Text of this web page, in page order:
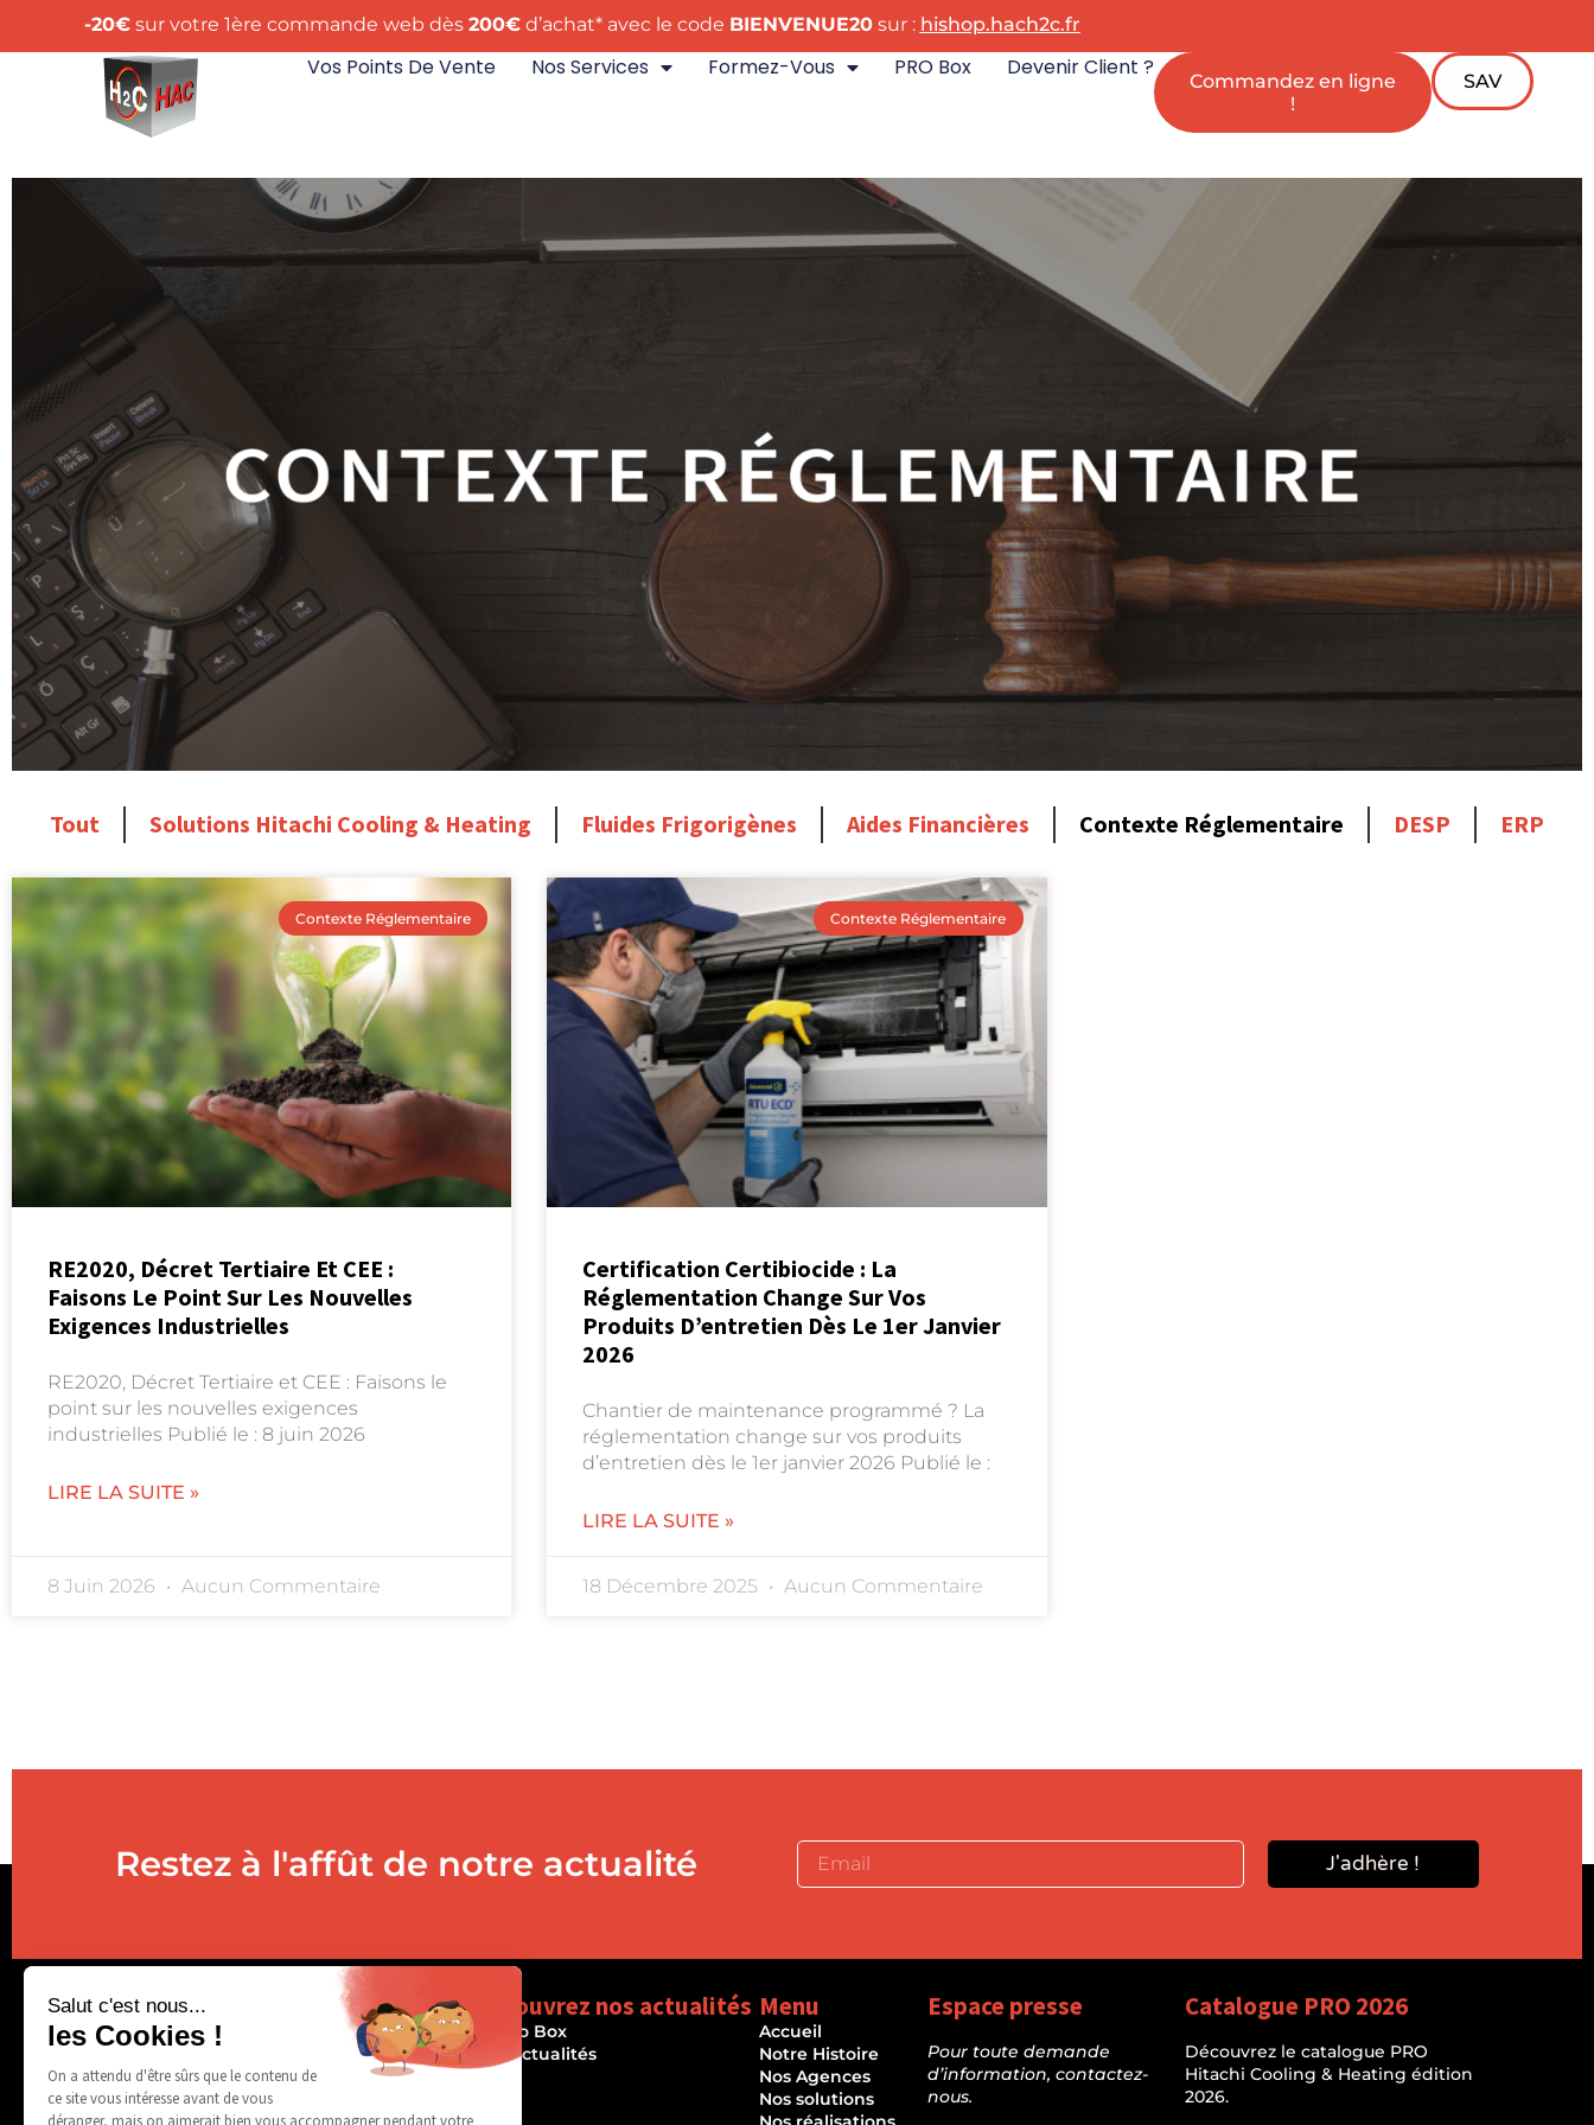
-20€sur votre 1ère commande web dès 200€d’achat* avec le code BIENVENUE20sur : hishop.hach2c.fr
Vos Points De Vente Nos Services Formez-Vous PRO Box Devenir Client ?
Commandez en ligne
!
SAV
Tout Solutions Hitachi Cooling & Heating Fluides Frigorigènes Aides Financières Contexte Réglementaire DESP ERP
Contexte Réglementaire
RE2020, Décret Tertiaire Et CEE :
Faisons Le Point Sur Les Nouvelles
Exigences Industrielles
RE2020, Décret Tertiaire et CEE : Faisons le
point sur les nouvelles exigences
industrielles Publié le : 8 juin 2026
LIRE LA SUITE »
8 Juin 2026 Aucun Commentaire
Contexte Réglementaire
Certification Certibiocide : La
Réglementation Change Sur Vos
Produits D’entretien Dès Le 1er Janvier
2026
Chantier de maintenance programmé ? La
réglementation change sur vos produits
d’entretien dès le 1er janvier 2026 Publié le :
LIRE LA SUITE »
18 Décembre 2025 Aucun Commentaire
Restez à l'affût de notre actualité J'adhère !
Vous souhaitez nous rejoindre
?
Découvrez nos actualités
La Pro Box
Nos actualités
Accueil
Notre Histoire
Nos Agences
Nos solutions
Menu Espace presse
Pour toute demande
d’information, contactez-
nous.
Catalogue PRO 2026
Découvrez le catalogue PRO
Hitachi Cooling & Heating édition
2026.